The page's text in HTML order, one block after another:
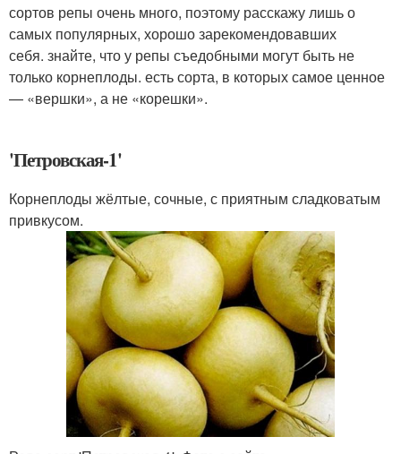
сортов репы очень много, поэтому расскажу лишь о
самых популярных, хорошо зарекомендовавших
себя. знайте, что у репы съедобными могут быть не
только корнеплоды. есть сорта, в которых самое ценное
— «вершки», а не «корешки».
'Петровская-1'
Корнеплоды жёлтые, сочные, с приятным сладковатым
привкусом.